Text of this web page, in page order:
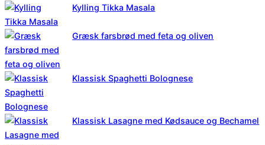
Kylling Tikka Masala
Græsk farsbrød med feta og oliven
Klassisk Spaghetti Bolognese
Klassisk Lasagne med Kødsauce og Bechamel